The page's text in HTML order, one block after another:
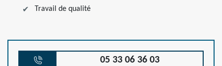
Travail de qualité
05 33 06 36 03